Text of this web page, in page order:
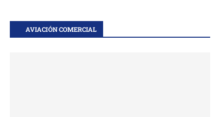
AVIACIÓN COMERCIAL